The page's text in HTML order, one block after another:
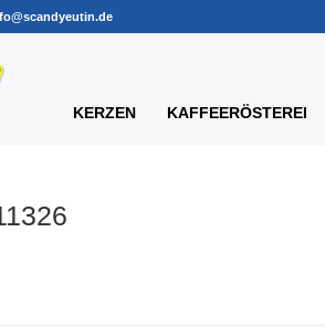
KERZEN KAFFEERÖSTEREI